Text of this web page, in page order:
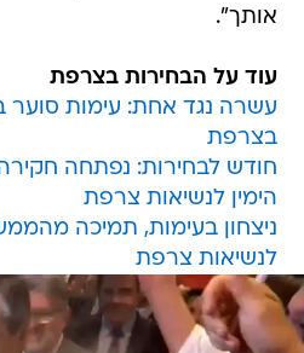
אותך".
עוד על הבחירות בצרפת
עשרה נגד אחת: עימות סוער
בצרפת
חודש לבחירות: נפתחה
הימין לנשיאות צרפת
ניצחון בעימות, תמיכה
לנשיאות צרפת